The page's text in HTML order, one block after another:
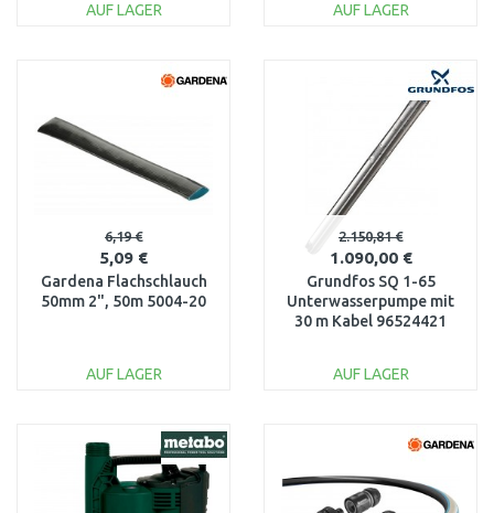
AUF LAGER
AUF LAGER
Vergleichen
6,19 €
5,09 €
Gardena Flachschlauch
50mm 2", 50m 5004-20
AUF LAGER
WARENKORB
Vergleichen
2.150,81 €
1.090,00 €
Grundfos SQ 1-65
Unterwasserpumpe mit
30 m Kabel 96524421
AUF LAGER